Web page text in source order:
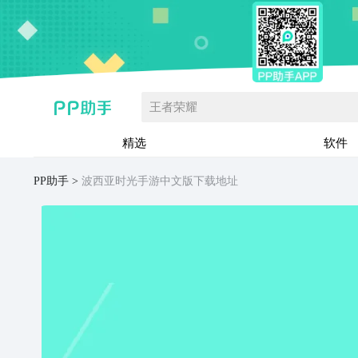
王者荣耀
精选 软件
PP助手 波西亚时光手游中文版下载地址